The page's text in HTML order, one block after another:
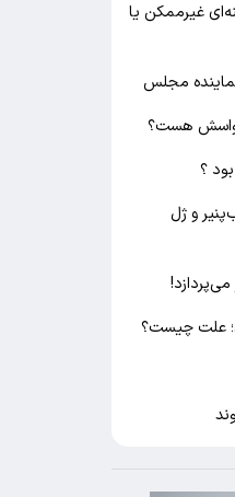
غیرممکن یا
مجلس
؟
و ژل
علت چیست؟